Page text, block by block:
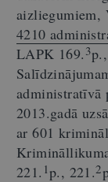
aizliegumiem,
4210
LAPK 169. 3
administratīvā
2013.gadā
ar 601
221. 1p., 221.2